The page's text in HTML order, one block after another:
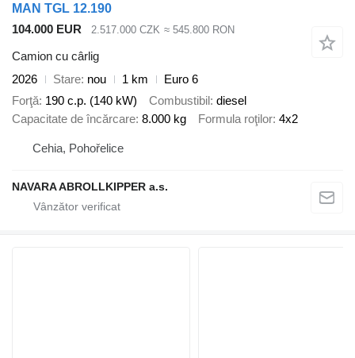
MAN TGL 12.190
104.000 EUR
2.517.000 CZK ≈ 545.800 RON
Camion cu cârlig
2026
Stare nou 1 km
Euro 6
Forţă 190 c.p. (140 kW) Combustibil diesel
Capacitate de încărcare 8.000 kg Formula roţilor 4x2
Cehia, Pohořelice
NAVARA ABROLLKIPPER a.s.